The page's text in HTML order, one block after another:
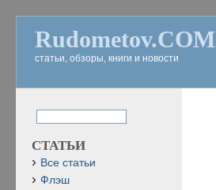
Rudometov.COM
статьи, обзоры, книги и новости
СТАТЬИ
Все статьи
Флэш